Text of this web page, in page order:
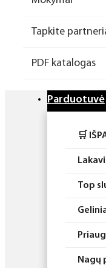
Tapkite
PDF katalogas
Parduotuvė
🛒
Top
Nagų